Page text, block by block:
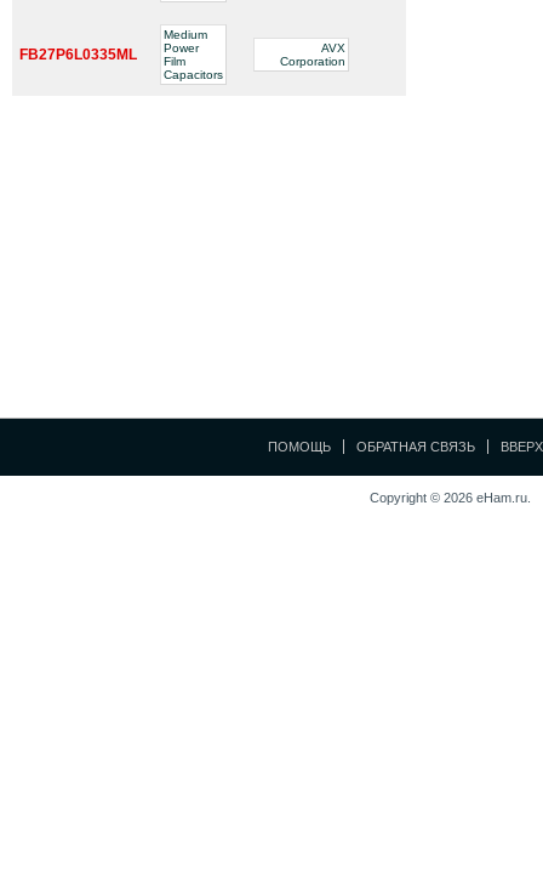
FB27P6L0335ML
Medium
Power
Film
Capacitors
AVX
Corporation
ПОМОЩЬ ОБРАТНАЯ СВЯЗЬ ВВЕРХ
Copyright © 2026 eHam.ru.